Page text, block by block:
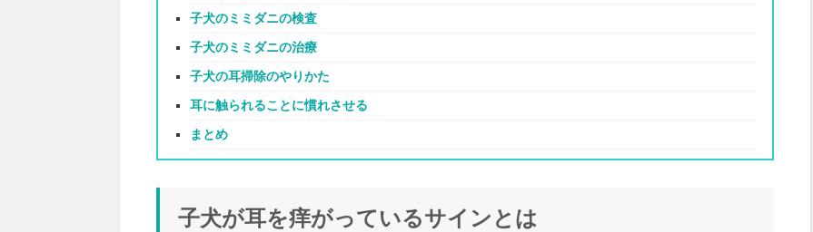
子犬のミミダニの検査
子犬のミミダニの治療
子犬の耳掃除のやりかた
耳に触られることに慣れさせる
まとめ
子犬が耳を痒がっているサインとは